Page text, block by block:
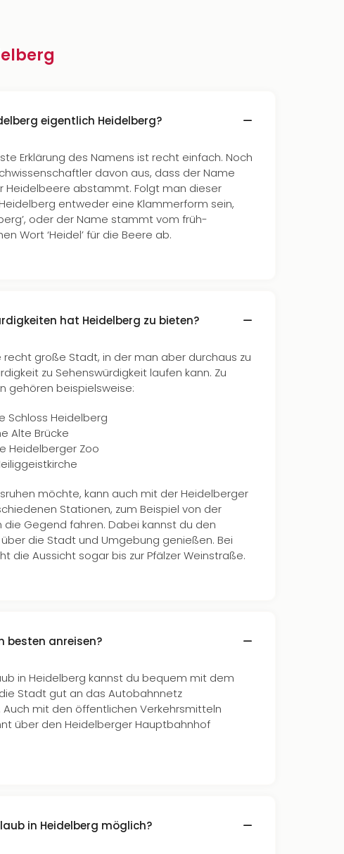
eigentlich Heidelberg?
Erklärung des Namens ist recht einfach. Noch
davon aus, dass der Name
Heidelbeere abstammt. Folgt man dieser
entweder eine Klammerform sein,
oder der Name stammt vom früh-
Wort ‘Heidel’ für die Beere ab.
hat Heidelberg zu bieten?
große Stadt, in der man aber durchaus zu
zu Sehenswürdigkeit laufen kann. Zu
gehören beispielsweise:
Schloss Heidelberg
Alte Brücke
Heidelberger Zoo
möchte, kann auch mit der Heidelberger
Stationen, zum Beispiel von der
Gegend fahren. Dabei kannst du den
die Stadt und Umgebung genießen. Bei
die Aussicht sogar bis zur Pfälzer Weinstraße.
besten anreisen?
in Heidelberg kannst du bequem mit dem
Stadt gut an das Autobahnnetz
mit den öffentlichen Verkehrsmitteln
über den Heidelberger Hauptbahnhof
in Heidelberg möglich?